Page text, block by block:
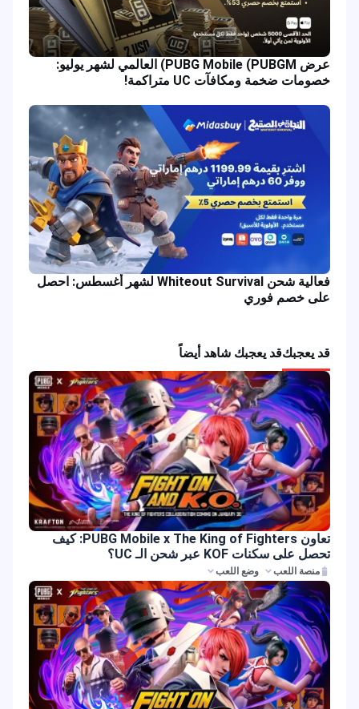
عرض PUBG Mobile (PUBGM) العالمي لشهر يوليو:
خصومات ضخمة ومكافآت UC متراكمة!
فعالية شحن Whiteout Survival لشهر أغسطس: احصل
على خصم فوري
قد يعجبكقد يعجبك شاهد أيضاً
تعاون PUBG Mobile x The King of Fighters: كيف
تحصل على سكنات KOF عبر شحن الـ UC؟
منصة اللعب وضع اللعب